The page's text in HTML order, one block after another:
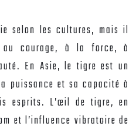
selon les cultures, mais il
au courage, à la force, à
En Asie, le tigre est un
puissance et sa capacité à
esprits. L’œil de tigre, en
et l’influence vibratoire de